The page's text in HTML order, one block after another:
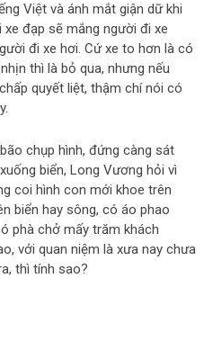
Việt và ánh mắt giận dữ khi
xe đạp sẽ mắng người đi xe
đi xe hơi. Cứ xe to hơn là có
thì là bỏ qua, nhưng nếu
quyết liệt, thậm chí nói có
chụp hình, đứng càng sát
biển, Long Vương hỏi vì
coi hình con mới khoe trên
biển hay sông, có áo phao
phà chở mấy trăm khách
với quan niệm là xưa nay chưa
thì tính sao?